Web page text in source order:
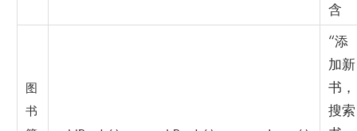
含
图
书
“添
加新
书，
搜索